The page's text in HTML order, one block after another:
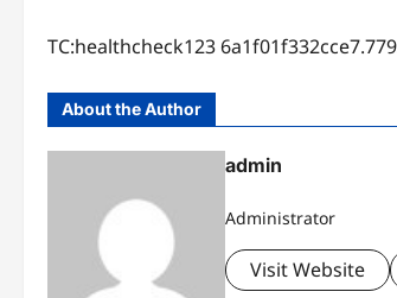
TC:healthcheck123
About the Author
admin
Administrator
Visit Website